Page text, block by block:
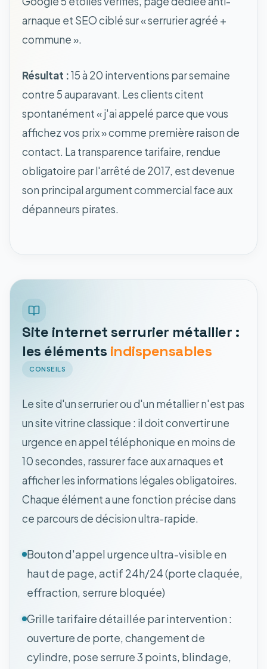
arnaque et SEO ciblé sur « serrurier agréé +
commune ».
Résultat :15 à 20 interventions par semaine
contre 5 auparavant. Les clients citent
spontanément « j'ai appelé parce que vous
affichez vos prix » comme première raison de
contact. La transparence tarifaire, rendue
obligatoire par l'arrêté de 2017, est devenue
son principal argument commercial face aux
dépanneurs pirates.
Site internet serrurier métallier :
les éléments indispensables
CONSEILS
Le site d'un serrurier ou d'un métallier n'est pas
un site vitrine classique : il doit convertir une
urgence en appel téléphonique en moins de
10 secondes, rassurer face aux arnaques et
afficher les informations légales obligatoires.
Chaque élément a une fonction précise dans
ce parcours de décision ultra-rapide.
Bouton d'appel urgence ultra-visible en
haut de page, actif 24h/24 (porte claquée,
effraction, serrure bloquée)
Grille tarifaire détaillée par intervention :
ouverture de porte, changement de
cylindre, pose serrure 3 points, blindage,